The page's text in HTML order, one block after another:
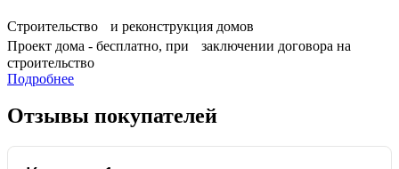
Строительство и реконструкция домов
Проект дома - бесплатно, при заключении договора на
строительство
Подробнее
Отзывы покупателей